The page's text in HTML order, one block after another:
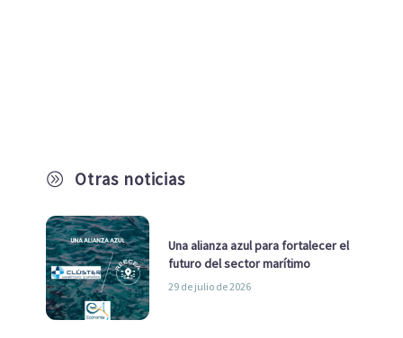
A Otras noticias
Una alianza azul para fortalecer el
futuro del sector marítimo
29 de julio de 2026